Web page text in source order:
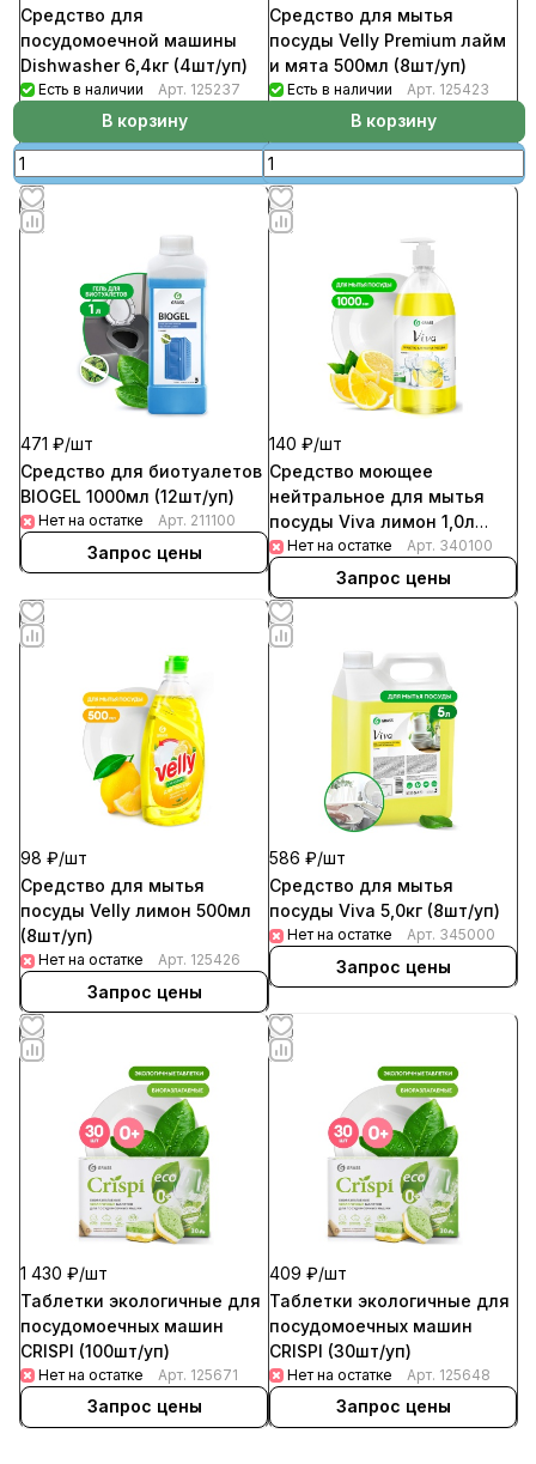
Средство для
посудомоечной машины
Dishwasher 6,4кг (4шт/уп)
Есть в наличии Арт. 125237
В корзину
Средство для мытья
посуды Velly Premium лайм
и мята 500мл (8шт/уп)
Есть в наличии Арт. 125423
В корзину
471 ₽/шт
Средство для биотуалетов
BIOGEL 1000мл (12шт/уп)
Нет на остатке Арт. 211100
Запрос цены
140 ₽/шт
Средство моющее
нейтральное для мытья
посуды Viva лимон 1,0л
(6шт/уп)
Нет на остатке Арт. 340100
Запрос цены
98 ₽/шт
Средство для мытья
посуды Velly лимон 500мл
(8шт/уп)
Нет на остатке Арт. 125426
Запрос цены
586 ₽/шт
Средство для мытья
посуды Viva 5,0кг (8шт/уп)
Нет на остатке Арт. 345000
Запрос цены
1 430 ₽/шт
Таблетки экологичные для
посудомоечных машин
CRISPI (100шт/уп)
Нет на остатке Арт. 125671
Запрос цены
409 ₽/шт
Таблетки экологичные для
посудомоечных машин
CRISPI (30шт/уп)
Нет на остатке Арт. 125648
Запрос цены